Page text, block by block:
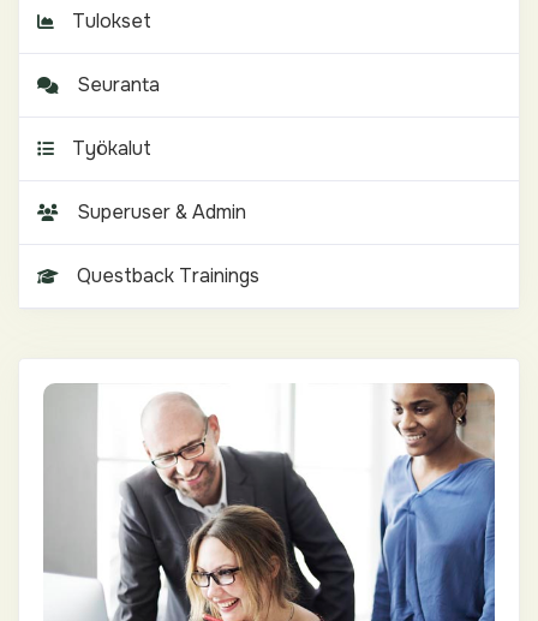
Tulokset
Seuranta
Työkalut
Superuser & Admin
Questback Trainings